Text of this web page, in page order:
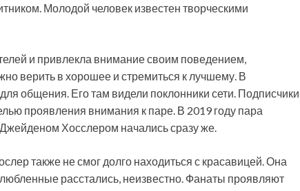
Молодой человек известен творческими
и привлекла внимание своим поведением,
верить в хорошее и стремиться к лучшему. В
общения. Его там видели поклонники сети. Подписчики
проявления внимания к паре. В 2019 году пара
Хосслером начались сразу же.
также не смог долго находиться с красавицей. Она
расстались, неизвестно. Фанаты проявляют